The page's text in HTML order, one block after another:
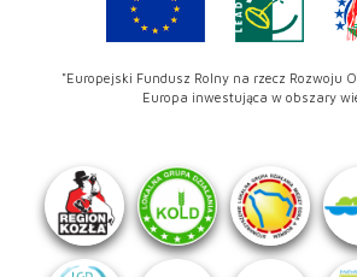
"Europejski Fundusz Rolny na rzecz Rozwoju
Europa inwestująca w obszary